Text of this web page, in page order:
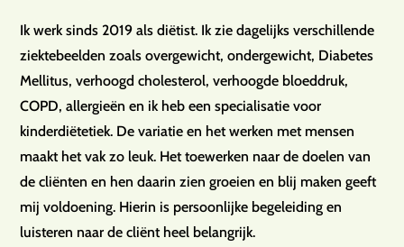
Ik werk sinds 2019 als diëtist. Ik zie dagelijks verschillende
ziektebeelden zoals overgewicht, ondergewicht, Diabetes
Mellitus, verhoogd cholesterol, verhoogde bloeddruk,
COPD, allergieën en ik heb een specialisatie voor
kinderdiëtetiek. De variatie en het werken met mensen
maakt het vak zo leuk. Het toewerken naar de doelen van
de cliënten en hen daarin zien groeien en blij maken geeft
mij voldoening. Hierin is persoonlijke begeleiding en
luisteren naar de cliënt heel belangrijk.